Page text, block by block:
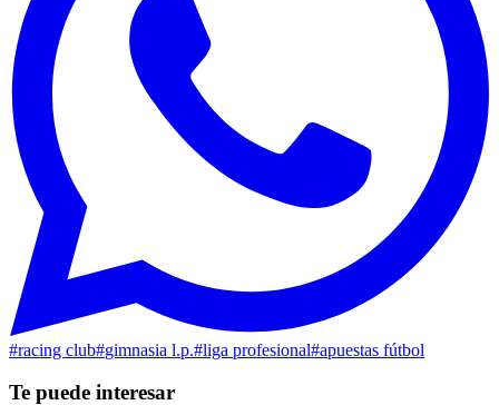
#racing club#gimnasia l.p.#liga profesional#apuestas fútbol
Te puede interesar